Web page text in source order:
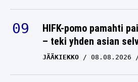
HIFK-pomo pamahti
– teki yhden asian
JÄÄKIEKKO 08.08.2026